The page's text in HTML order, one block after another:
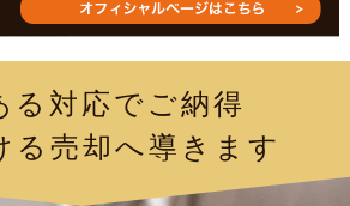
る対応でご納得
る売却へ導きます